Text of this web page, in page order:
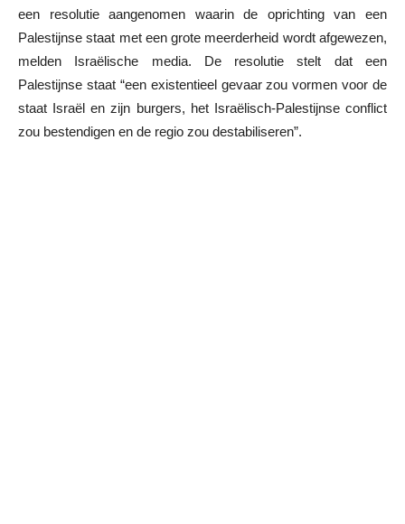
een resolutie aangenomen waarin de oprichting van een
Palestijnse staat met een grote meerderheid wordt afgewezen,
melden Israëlische media. De resolutie stelt dat een
Palestijnse staat “een existentieel gevaar zou vormen voor de
staat Israël en zijn burgers, het Israëlisch-Palestijnse conflict
zou bestendigen en de regio zou destabiliseren”.